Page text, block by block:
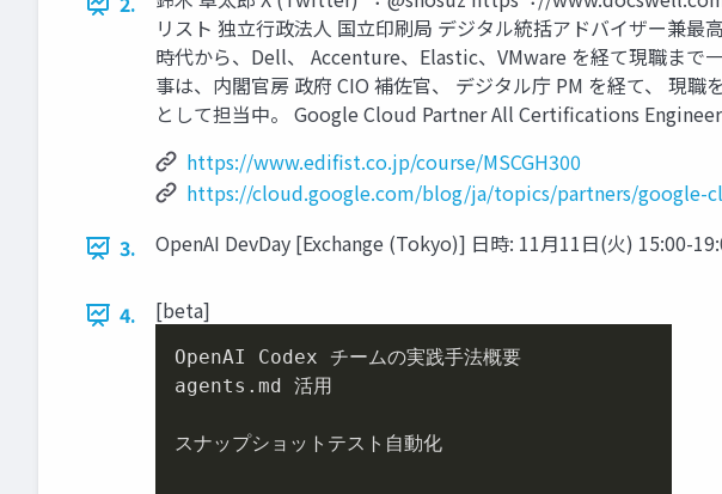
リスト 独⽴⾏政法⼈ 国⽴印刷局 デジタル統括アドバイザー兼
時代から、Dell、 Accenture、Elastic、VMware を経て現職まで
事は、内閣官房 政府 CIO 補佐官、 デジタル庁 PM を経て、 現
として担当中。 Google Cloud Partner All Certifications Engineer
https://www.edifist.co.jp/course/MSCGH300
https://cloud.google.com/blog/ja/topics/partners/google-
3.
OpenAI DevDay [Exchange (Tokyo)] ⽇時: 11⽉11⽇(⽕) 15:00-
4. [beta]
OpenAI Codex チームの実践⼿法概要
agents.md 活⽤
スナップショットテスト⾃動化